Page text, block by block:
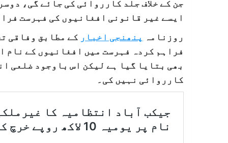
جن کے خلاف جلد کارروائی کی جائے گی،
ایسے غیر قانونی افغانیوں کی فہرست
روزنامہ پنھنجی اخبار کے مطابق وفاقی
فراہم کردہ فہرست میں افغانیوں کے نام
بھی بتایا گیا ہے لیکن اس باوجود ضلعی
کارروائی نہیں کی۔